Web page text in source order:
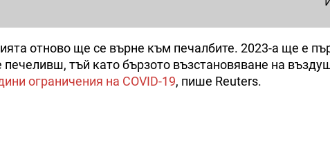
отново ще се върне към печалбите. 2023-а ще е
тъй като бързото възстановяване на
ограничения на COVID-19, пише Reuters.